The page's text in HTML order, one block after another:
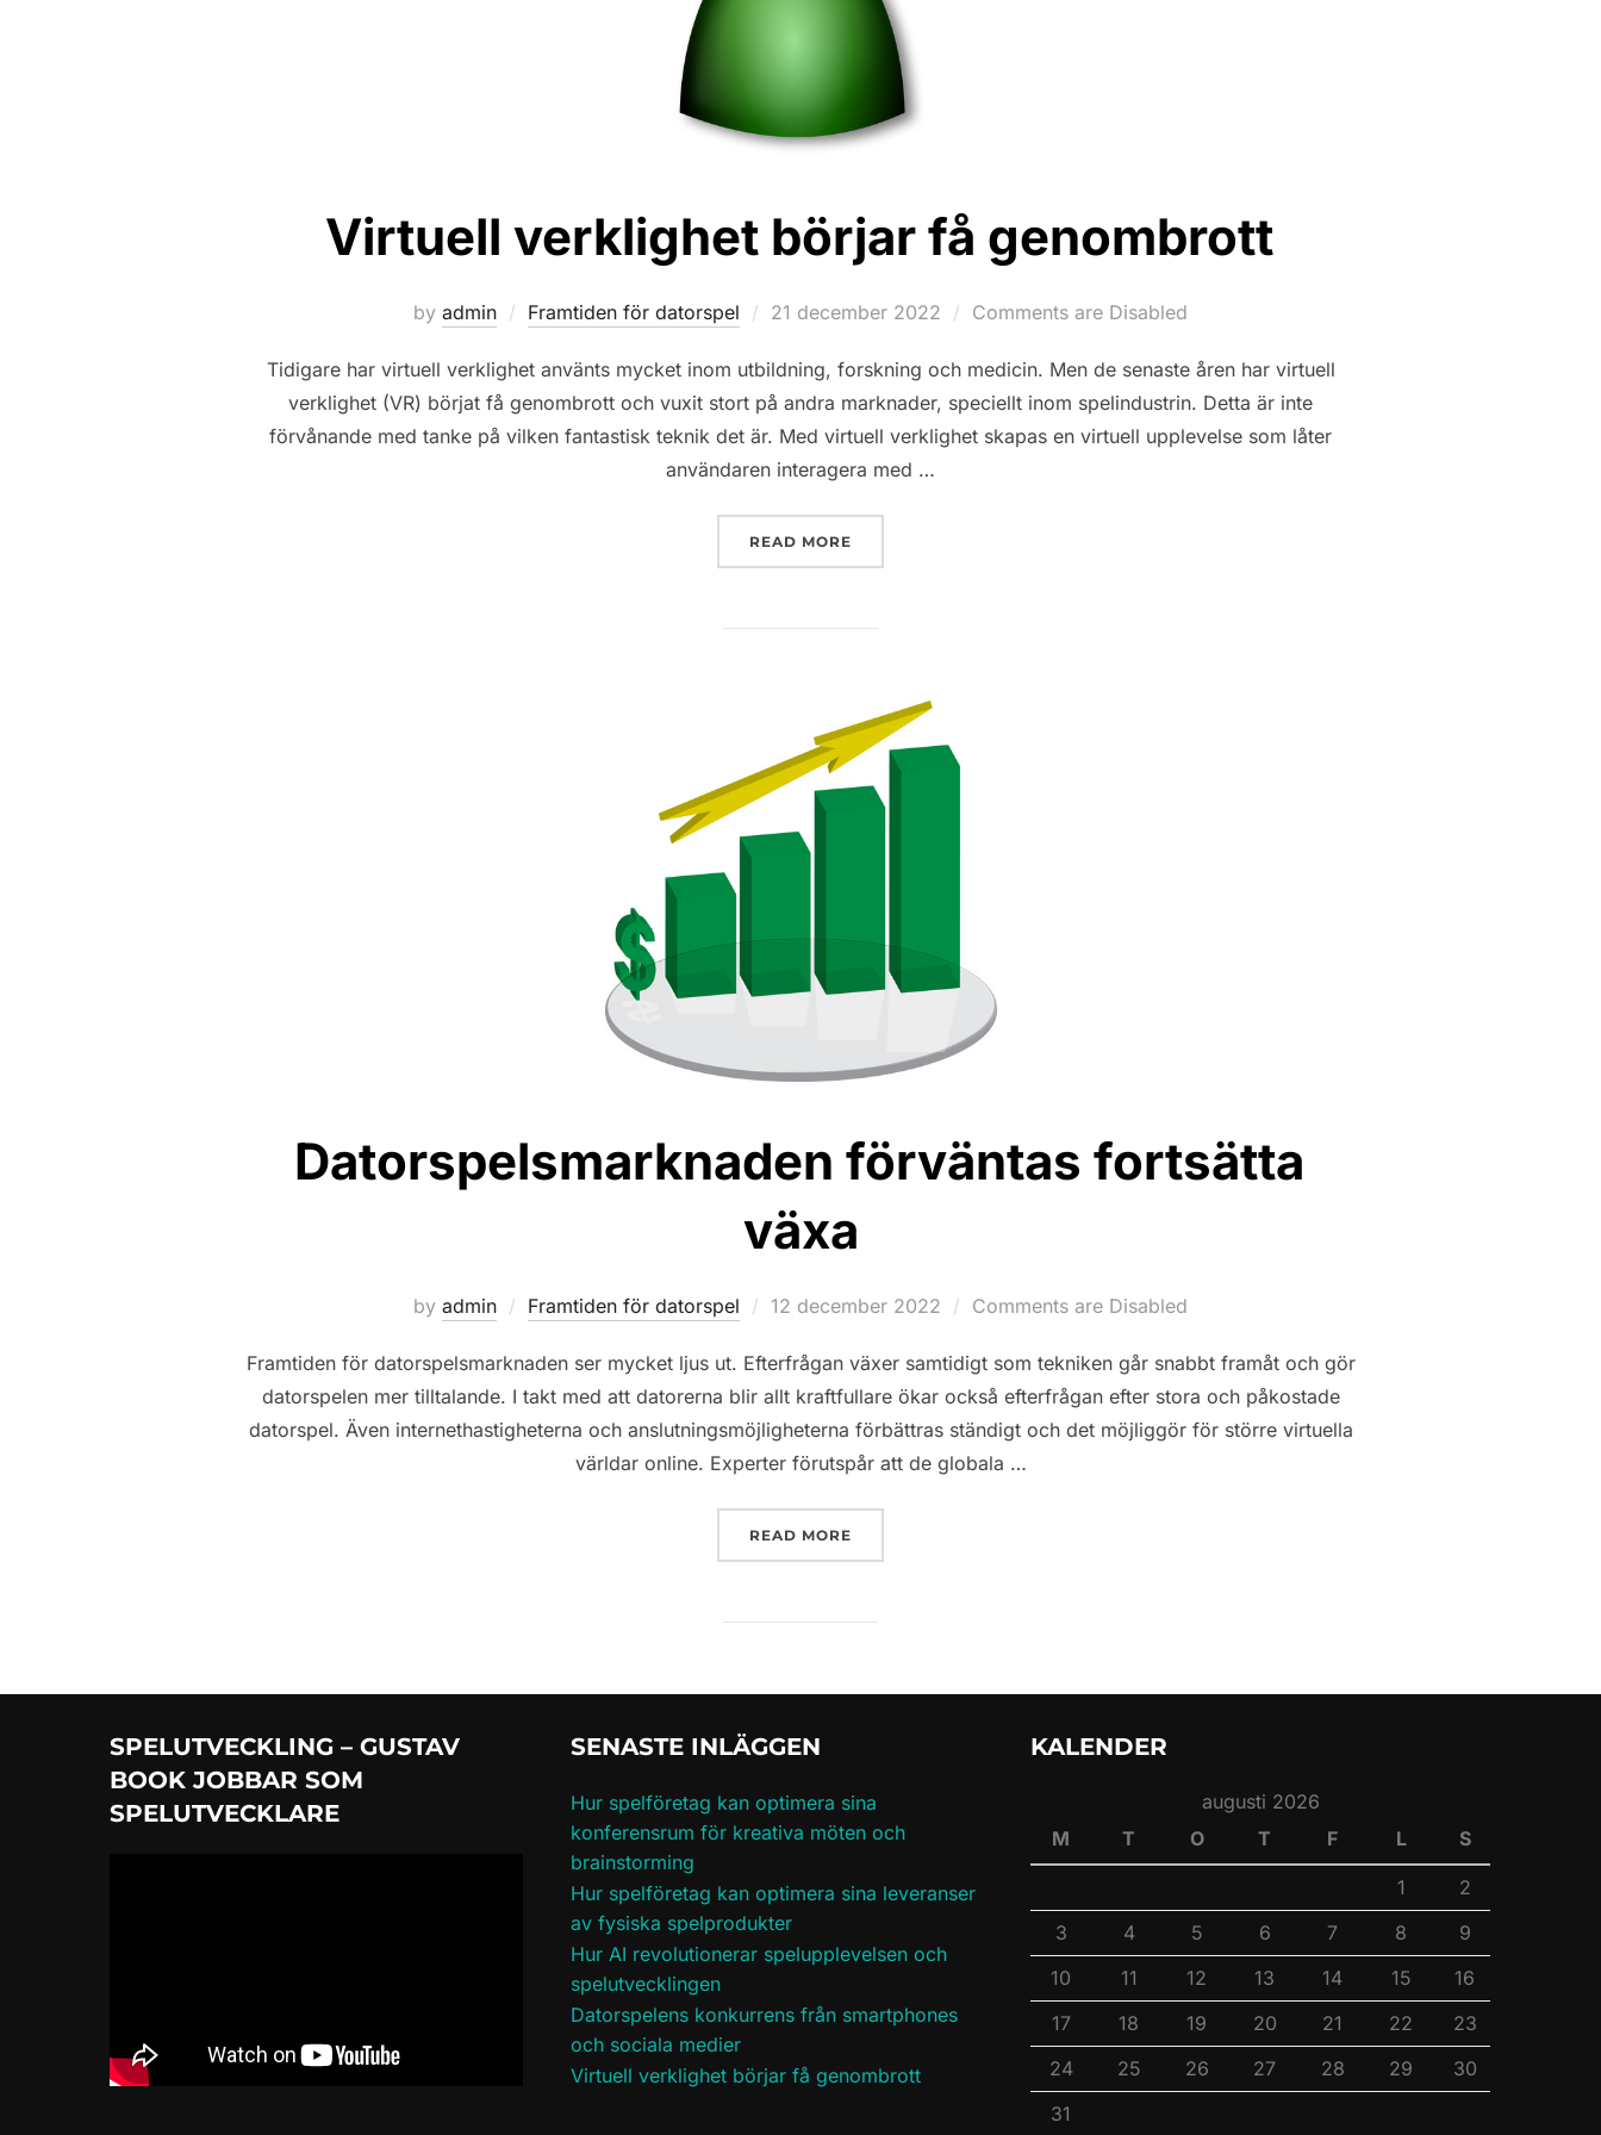
Virtuell verklighet börjar få genombrott
by admin Framtiden för datorspel
Posted
21 december 2022 Comments are Disabled
Tidigare har virtuell verklighet använts mycket inom utbildning, forskning och medicin. Men de senaste åren har virtuell
verklighet (VR) börjat få genombrott och vuxit stort på andra marknader, speciellt inom spelindustrin. Detta är inte
förvånande med tanke på vilken fantastisk teknik det är. Med virtuell verklighet skapas en virtuell upplevelse som låter
användaren interagera med …
READ MORE
Datorspelsmarknaden förväntas fortsätta
växa
by admin Framtiden för datorspel
Posted
12 december 2022 Comments are Disabled
Framtiden för datorspelsmarknaden ser mycket ljus ut. Efterfrågan växer samtidigt som tekniken går snabbt framåt och gör
datorspelen mer tilltalande. I takt med att datorerna blir allt kraftfullare ökar också efterfrågan efter stora och påkostade
datorspel. Även internethastigheterna och anslutningsmöjligheterna förbättras ständigt och det möjliggör för större virtuella
världar online. Experter förutspår att de globala …
READ MORE
SPELUTVECKLING – GUSTAV
BOOK JOBBAR SOM
SPELUTVECKLARE
SENASTE INLÄGGEN
Hur spelföretag kan optimera sina
konferensrum för kreativa möten och
brainstorming
Hur spelföretag kan optimera sina leveranser
av fysiska spelprodukter
Hur AI revolutionerar spelupplevelsen och
spelutvecklingen
Datorspelens konkurrens från smartphones
och sociala medier
Virtuell verklighet börjar få genombrott
KALENDER
augusti 2026
M
T O T F L S
1
2
3
4 5 6 7 8
9
10
11 12 13 14 15
16
17
18 19 20 21 22
23
24
25 26 27 28 29
30
31